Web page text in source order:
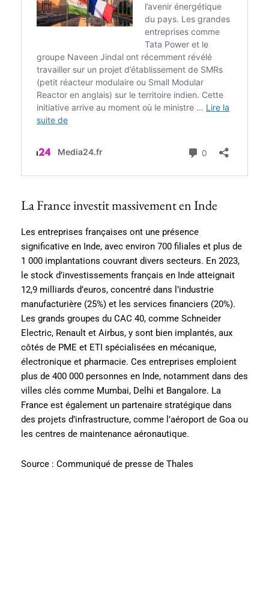
La France investit massivement en Inde
Les entreprises françaises ont une présence
significative en Inde, avec environ 700 filiales et plus de
1 000 implantations couvrant divers secteurs. En 2023,
le stock d’investissements français en Inde atteignait
12,9 milliards d’euros, concentré dans l’industrie
manufacturière (25%) et les services financiers (20%).
Les grands groupes du CAC 40, comme Schneider
Electric, Renault et Airbus, y sont bien implantés, aux
côtés de PME et ETI spécialisées en mécanique,
électronique et pharmacie. Ces entreprises emploient
plus de 400 000 personnes en Inde, notamment dans des
villes clés comme Mumbai, Delhi et Bangalore. La
France est également un partenaire stratégique dans
des projets d’infrastructure, comme l’aéroport de Goa ou
les centres de maintenance aéronautique.
Source : Communiqué de presse de Thales